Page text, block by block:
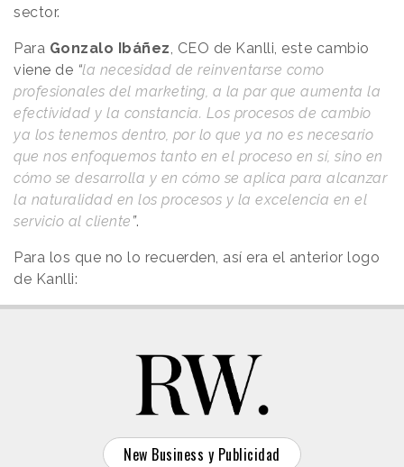
sector.
Para Gonzalo Ibáñez , CEO de Kanlli, este cambio
viene de “la necesidad de reinventarse como
profesionales del marketing, a la par que aumenta la
efectividad y la constancia. Los procesos de cambio
ya los tenemos dentro, por lo que ya no es necesario
que nos enfoquemos tanto en el proceso en sí, sino en
cómo se desarrolla y en cómo se aplica para alcanzar
la naturalidad en los procesos y la excelencia en el
servicio al cliente ”.
Para los que no lo recuerden, así era el anterior logo
de Kanlli:
New Business y Publicidad